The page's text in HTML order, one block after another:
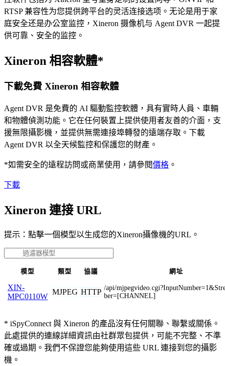
RTSP 兼容性为您提供跨平台的灵活连接选项。无论是用于家
庭安全还是办公室监控，Xineron 摄像机与 Agent DVR 一起提
供可靠、安全的监控。
Xineron 相容軟體*
下載免費 Xineron 相容軟體
Agent DVR 是免費的 AI 驅動監控軟體，具有實時人員、車輛
和物體偵測功能。它在任何裝置上提供使用者友善的介面，支
援無限攝影機，並提供無需連接埠轉發的遠端存取。下載
Agent DVR 以全天候監控和保護您的財產。
*如需安全的遠程訪問或商業使用，請參閱價格 。
下載
Xineron 連接 URL
提示：點擊一個模型以生成您的Xineron攝像機的URL。
模型 類型 協議 網址
XIN-
MPC0110W
MJPEG HTTP /api/
ber=[CHANNEL]
* iSpyConnect 與 Xineron 的產品沒有任何關聯、聯繫或關係。
此處提供的連線詳細資訊由社群眾包提供，可能不完整、不準
確或過期。我們不保證您能夠使用這些 URL 連接到您的攝影
機。